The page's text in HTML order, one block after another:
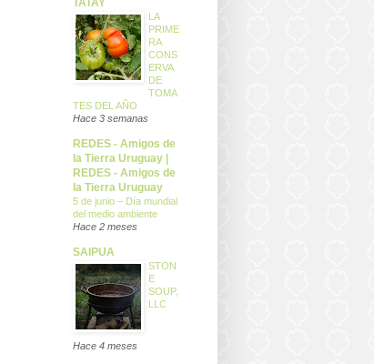
TATAY
LA
PRIME
RA
CONS
ERVA
DE
TOMA
TES DEL AÑO
Hace 3 semanas
REDES - Amigos de
la Tierra Uruguay |
REDES - Amigos de
la Tierra Uruguay
5 de junio – Día mundial
del medio ambiente
Hace 2 meses
SAIPUA
STON
E
SOUP,
LLC
Hace 4 meses